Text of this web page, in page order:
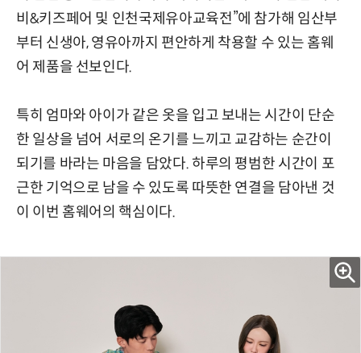
비&키즈페어 및 인천국제유아교육전”에 참가해 임산부
부터 신생아, 영유아까지 편안하게 착용할 수 있는 홈웨
어 제품을 선보인다.
특히 엄마와 아이가 같은 옷을 입고 보내는 시간이 단순
한 일상을 넘어 서로의 온기를 느끼고 교감하는 순간이
되기를 바라는 마음을 담았다. 하루의 평범한 시간이 포
근한 기억으로 남을 수 있도록 따뜻한 연결을 담아낸 것
이 이번 홈웨어의 핵심이다.